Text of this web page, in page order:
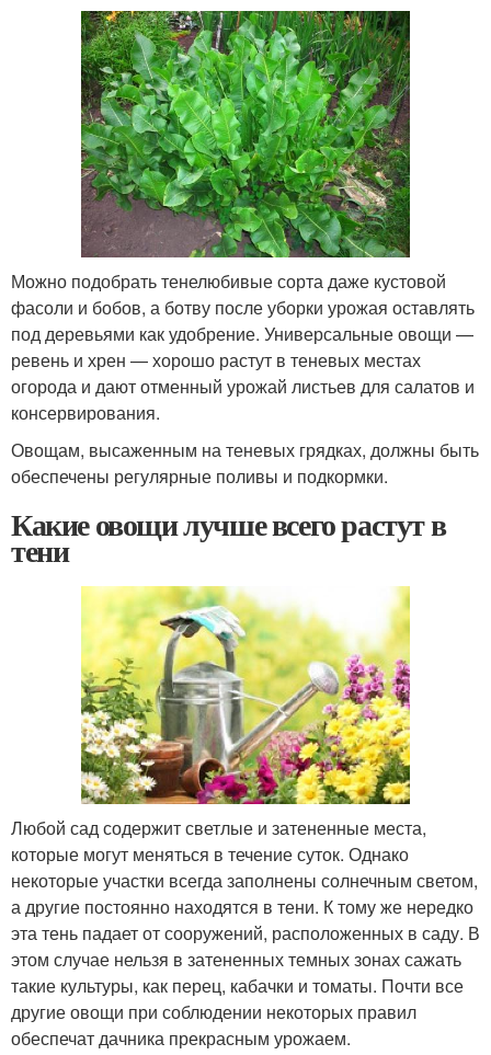
Можно подобрать тенелюбивые сорта даже кустовой
фасоли и бобов, а ботву после уборки урожая оставлять
под деревьями как удобрение. Универсальные овощи —
ревень и хрен — хорошо растут в теневых местах
огорода и дают отменный урожай листьев для салатов и
консервирования.
Овощам, высаженным на теневых грядках, должны быть
обеспечены регулярные поливы и подкормки.
Какие овощи лучше всего растут в
тени
Любой сад содержит светлые и затененные места,
которые могут меняться в течение суток. Однако
некоторые участки всегда заполнены солнечным светом,
а другие постоянно находятся в тени. К тому же нередко
эта тень падает от сооружений, расположенных в саду. В
этом случае нельзя в затененных темных зонах сажать
такие культуры, как перец, кабачки и томаты. Почти все
другие овощи при соблюдении некоторых правил
обеспечат дачника прекрасным урожаем.